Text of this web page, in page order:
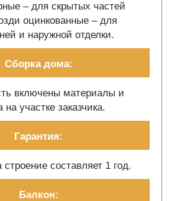
– для скрытых частей
оцинкованные – для
и наружной отделки.
Сборка дома:
включены материалы и
на участке заказчика.
Гарантия:
строение составляет 1 год.
Балкон: